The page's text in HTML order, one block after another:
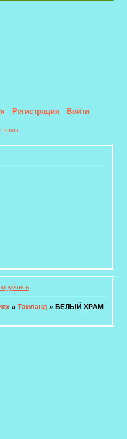
Регистрация Войти
темы
.
» Таиланд » БЕЛЫЙ ХРАМ